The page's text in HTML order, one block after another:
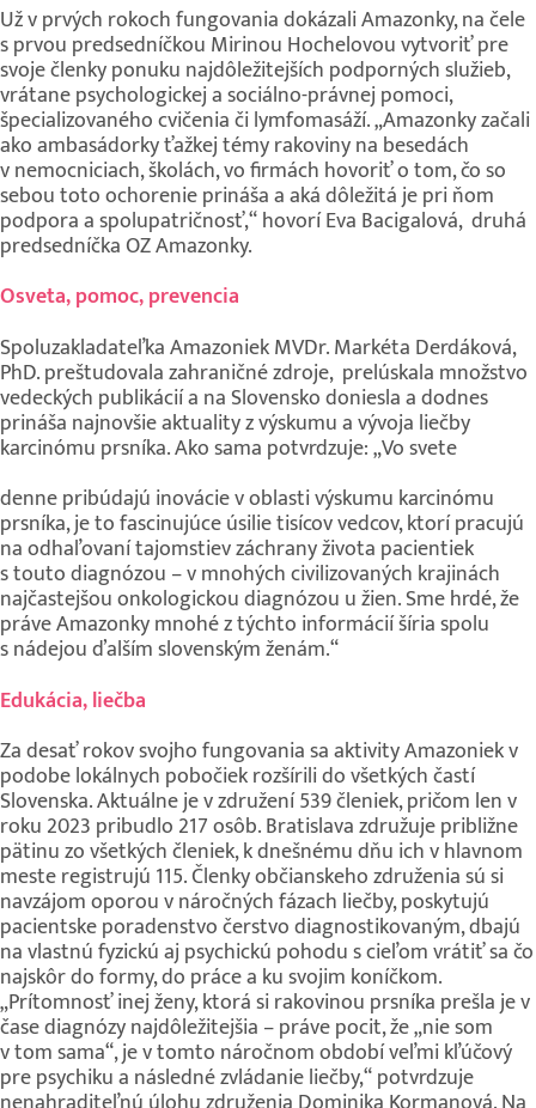
Už v prvých rokoch fungovania dokázali Amazonky, na čele
s prvou predsedníčkou Mirinou Hochelovou vytvoriť pre
svoje členky ponuku najdôležitejších podporných služieb,
vrátane psychologickej a sociálno-právnej pomoci,
špecializovaného cvičenia či lymfomasáží. „Amazonky začali
ako ambasádorky ťažkej témy rakoviny na besedách
v nemocniciach, školách, vo firmách hovoriť o tom, čo so
sebou toto ochorenie prináša a aká dôležitá je pri ňom
podpora a spolupatričnosť,“ hovorí Eva Bacigalová, druhá
predsedníčka OZ Amazonky.
Osveta, pomoc, prevencia
Spoluzakladateľka Amazoniek MVDr. Markéta Derdáková,
PhD. preštudovala zahraničné zdroje, prelúskala množstvo
vedeckých publikácií a na Slovensko doniesla a dodnes
prináša najnovšie aktuality z výskumu a vývoja liečby
karcinómu prsníka. Ako sama potvrdzuje: „Vo svete
denne pribúdajú inovácie v oblasti výskumu karcinómu
prsníka, je to fascinujúce úsilie tisícov vedcov, ktorí pracujú
na odhaľovaní tajomstiev záchrany života pacientiek
s touto diagnózou – v mnohých civilizovaných krajinách
najčastejšou onkologickou diagnózou u žien. Sme hrdé, že
práve Amazonky mnohé z týchto informácií šíria spolu
s nádejou ďalším slovenským ženám.“
Edukácia, liečba
Za desať rokov svojho fungovania sa aktivity Amazoniek v
podobe lokálnych pobočiek rozšírili do všetkých častí
Slovenska. Aktuálne je v združení 539 členiek, pričom len v
roku 2023 pribudlo 217 osôb. Bratislava združuje približne
pätinu zo všetkých členiek, k dnešnému dňu ich v hlavnom
meste registrujú 115. Členky občianskeho združenia sú si
navzájom oporou v náročných fázach liečby, poskytujú
pacientske poradenstvo čerstvo diagnostikovaným, dbajú
na vlastnú fyzickú aj psychickú pohodu s cieľom vrátiť sa čo
najskôr do formy, do práce a ku svojim koníčkom.
„Prítomnosť inej ženy, ktorá si rakovinou prsníka prešla je v
čase diagnózy najdôležitejšia – práve pocit, že „nie som
v tom sama“, je v tomto náročnom období veľmi kľúčový
pre psychiku a následné zvládanie liečby,“ potvrdzuje